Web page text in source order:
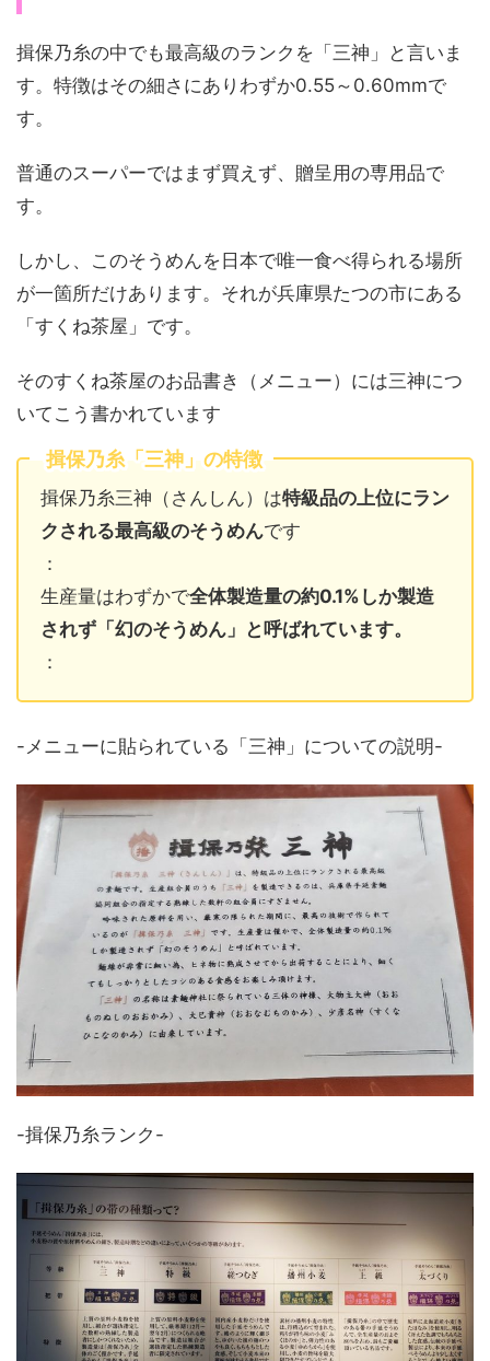
揖保乃糸の中でも最高級のランクを「三神」と言いま
す。特徴はその細さにありわずか0.55～0.60mmで
す。
普通のスーパーではまず買えず、贈呈用の専用品で
す。
しかし、このそうめんを日本で唯一食べ得られる場所
が一箇所だけあります。それが兵庫県たつの市にある
「すくね茶屋」です。
そのすくね茶屋のお品書き（メニュー）には三神につ
いてこう書かれています
揖保乃糸「三神」の特徴
揖保乃糸三神（さんしん）は特級品の上位にラン
クされる最高級のそうめんです
：
生産量はわずかで全体製造量の約0.1%しか製造
されず「幻のそうめん」と呼ばれています。
：
-メニューに貼られている「三神」についての説明-
-揖保乃糸ランク-